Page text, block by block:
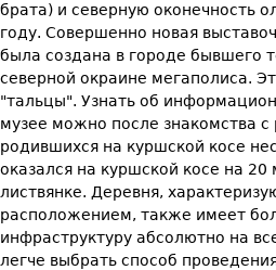
брата) и северную оконечность
году. Совершенно новая
была создана в городе бывшего
северной окраине мегаполиса.
"тальцы". Узнать об
музее можно после знакомства с
родившихся на куршской косе
оказался на куршской косе на 20
листвянке. Деревня,
расположением, также имеет
инфраструктуру абсолютно на
легче выбрать способ